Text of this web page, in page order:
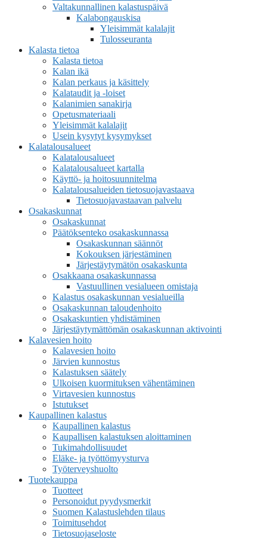
Valtakunnallinen kalastuspäivä
Kalabongauskisa
Yleisimmät kalalajit
Tulosseuranta
Kalasta tietoa
Kalasta tietoa
Kalan ikä
Kalan perkaus ja käsittely
Kalataudit ja -loiset
Kalanimien sanakirja
Opetusmateriaali
Yleisimmät kalalajit
Usein kysytyt kysymykset
Kalatalousalueet
Kalatalousalueet
Kalatalousalueet kartalla
Käyttö- ja hoitosuunnitelma
Kalatalousalueiden tietosuojavastaava
Tietosuojavastaavan palvelu
Osakaskunnat
Osakaskunnat
Päätöksenteko osakaskunnassa
Osakaskunnan säännöt
Kokouksen järjestäminen
Järjestäytymätön osakaskunta
Osakkaana osakaskunnassa
Vastuullinen vesialueen omistaja
Kalastus osakaskunnan vesialueilla
Osakaskunnan taloudenhoito
Osakaskuntien yhdistäminen
Järjestäytymättömän osakaskunnan aktivointi
Kalavesien hoito
Kalavesien hoito
Järvien kunnostus
Kalastuksen säätely
Ulkoisen kuormituksen vähentäminen
Virtavesien kunnostus
Istutukset
Kaupallinen kalastus
Kaupallinen kalastus
Kaupallisen kalastuksen aloittaminen
Tukimahdollisuudet
Eläke- ja työttömyysturva
Työterveyshuolto
Tuotekauppa
Tuotteet
Personoidut pyydysmerkit
Suomen Kalastuslehden tilaus
Toimitusehdot
Tietosuojaseloste